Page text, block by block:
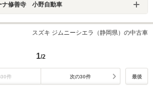
ナ修善寺 小野自動車
スズキ ジムニーシエラ（静岡県）の中古車
1/2
件 次の30件 最後